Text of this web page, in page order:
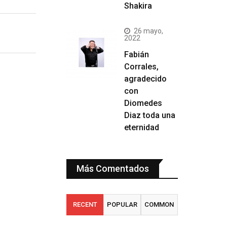
Shakira
26 mayo,
2022
Fabián
Corrales,
agradecido
con
Diomedes
Diaz toda una
eternidad
Más Comentados
RECENT POPULAR COMMON